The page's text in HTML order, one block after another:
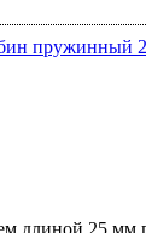
пружинный
25 мм